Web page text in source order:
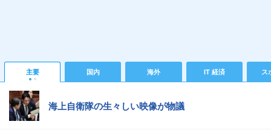
主要 国内 海外 IT 経済 ス
海上自衛隊の生々しい映像が物議